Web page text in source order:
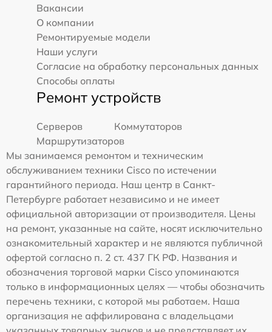
Вакансии
О компании
Ремонтируемые модели
Наши услуги
Согласие на обработку персональных данных
Способы оплаты
Ремонт устройств
Серверов
Коммутаторов
Маршрутизаторов
Мы занимаемся ремонтом и техническим
обслуживанием техники Cisco по истечении
гарантийного периода. Наш центр в Санкт-
Петербурге работает независимо и не имеет
официальной авторизации от производителя. Цены
на ремонт, указанные на сайте, носят исключительно
ознакомительный характер и не являются публичной
офертой согласно п. 2 ст. 437 ГК РФ. Названия и
обозначения торговой марки Cisco упоминаются
только в информационных целях — чтобы обозначить
перечень техники, с которой мы работаем. Наша
организация не аффилирована с владельцами